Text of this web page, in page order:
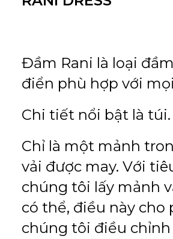
Đầm Rani là loại
điển phù hợp với
Chi tiết nổi bật là túi.
Chỉ là một mảnh
vải được may. Với
chúng tôi lấy mảnh
có thể, điều này cho
chúng tôi điều